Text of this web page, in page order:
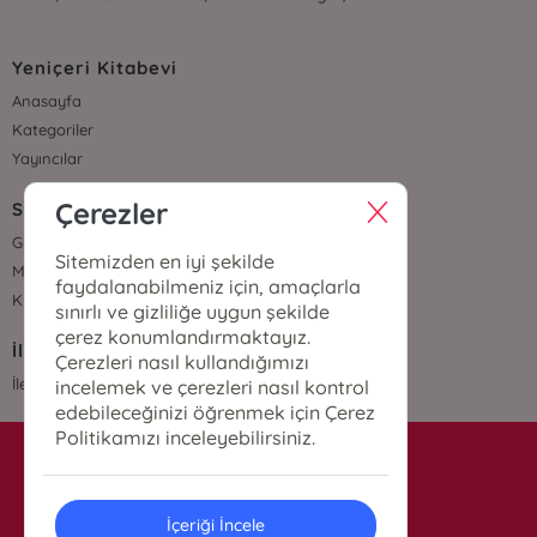
Yeniçeri Kitabevi
Anasayfa
Kategoriler
Yayıncılar
Sözleşmeler
Gizlilik Sözleşmesi
Mesafeli Satış Sözleşmesi
Kullanıcı Sözleşmesi
İletişim
İletişim
info@yenicerikitabevi.com
Çerezler
Sitemizden en iyi şekilde
faydalanabilmeniz için, amaçlarla
sınırlı ve gizliliğe uygun şekilde
çerez konumlandırmaktayız.
Çerezleri nasıl kullandığımızı
incelemek ve çerezleri nasıl kontrol
edebileceğinizi öğrenmek için Çerez
Politikamızı inceleyebilirsiniz.
İçeriği İncele